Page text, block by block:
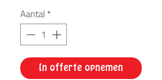
Aantal*
In offerte opnemen